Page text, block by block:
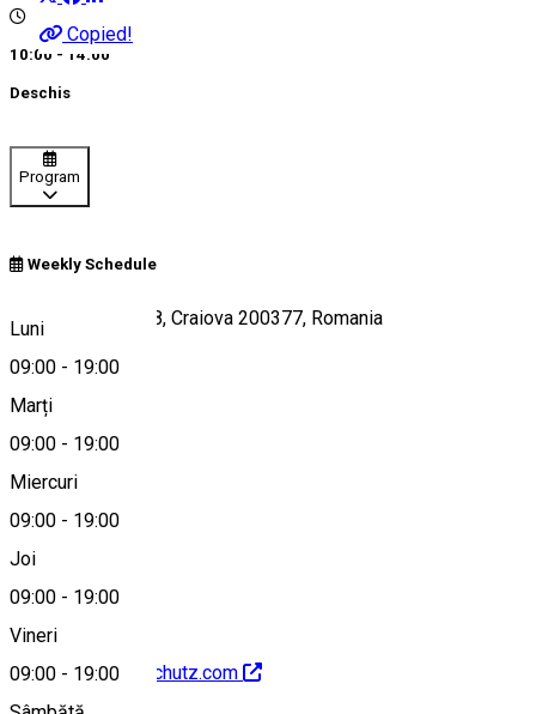
Copied!
10:00 - 14:00
Deschis
Program
Weekly Schedule
Luni
09:00 - 19:00
Marți
09:00 - 19:00
Miercuri
09:00 - 19:00
Joi
09:00 - 19:00
Vineri
09:00 - 19:00
Strada Bibescu 58, Craiova 200377, Romania
Hartă
http://www.bernschutz.com